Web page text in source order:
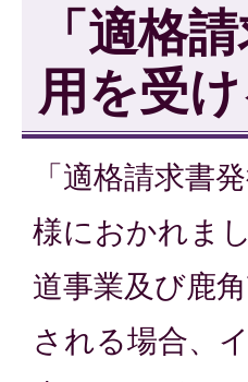
「適格
用を受
「適格請求書
様におかれま
道事業及び鹿
される場合、